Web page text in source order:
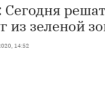
Сегодня
из зеленой
14:52